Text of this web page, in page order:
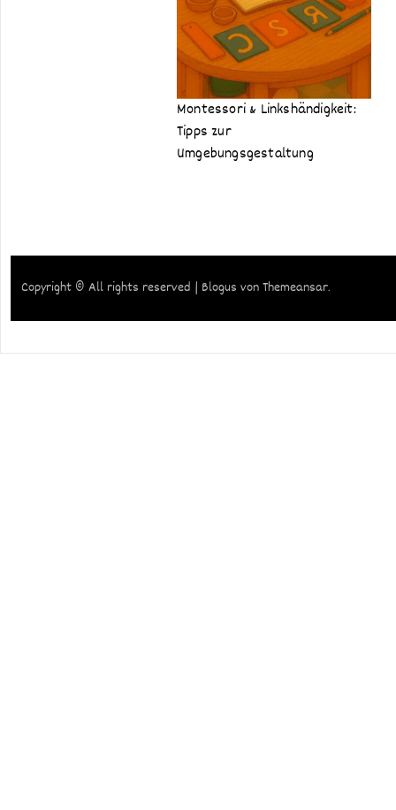
Montessori & Linkshändigkeit:
Tipps zur
Umgebungsgestaltung
Copyright © All rights reserved | Blogus vonThemeansar.